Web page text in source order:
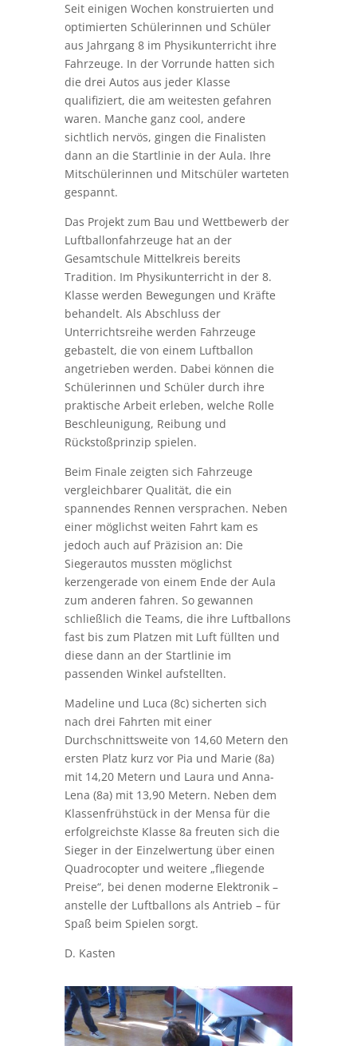
Seit einigen Wochen konstruierten und
optimierten Schülerinnen und Schüler
aus Jahrgang 8 im Physikunterricht ihre
Fahrzeuge. In der Vorrunde hatten sich
die drei Autos aus jeder Klasse
qualifiziert, die am weitesten gefahren
waren. Manche ganz cool, andere
sichtlich nervös, gingen die Finalisten
dann an die Startlinie in der Aula. Ihre
Mitschülerinnen und Mitschüler warteten
gespannt.
Das Projekt zum Bau und Wettbewerb der
Luftballonfahrzeuge hat an der
Gesamtschule Mittelkreis bereits
Tradition. Im Physikunterricht in der 8.
Klasse werden Bewegungen und Kräfte
behandelt. Als Abschluss der
Unterrichtsreihe werden Fahrzeuge
gebastelt, die von einem Luftballon
angetrieben werden. Dabei können die
Schülerinnen und Schüler durch ihre
praktische Arbeit erleben, welche Rolle
Beschleunigung, Reibung und
Rückstoßprinzip spielen.
Beim Finale zeigten sich Fahrzeuge
vergleichbarer Qualität, die ein
spannendes Rennen versprachen. Neben
einer möglichst weiten Fahrt kam es
jedoch auch auf Präzision an: Die
Siegerautos mussten möglichst
kerzengerade von einem Ende der Aula
zum anderen fahren. So gewannen
schließlich die Teams, die ihre Luftballons
fast bis zum Platzen mit Luft füllten und
diese dann an der Startlinie im
passenden Winkel aufstellten.
Madeline und Luca (8c) sicherten sich
nach drei Fahrten mit einer
Durchschnittsweite von 14,60 Metern den
ersten Platz kurz vor Pia und Marie (8a)
mit 14,20 Metern und Laura und Anna-
Lena (8a) mit 13,90 Metern. Neben dem
Klassenfrühstück in der Mensa für die
erfolgreichste Klasse 8a freuten sich die
Sieger in der Einzelwertung über einen
Quadrocopter und weitere „fliegende
Preise“, bei denen moderne Elektronik –
anstelle der Luftballons als Antrieb – für
Spaß beim Spielen sorgt.
D. Kasten